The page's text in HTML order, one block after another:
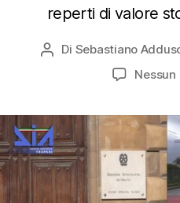
reperti di valore
Autore
Di Sebastiano